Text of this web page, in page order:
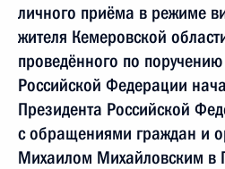
личного приёма в режиме
жителя Кемеровской
проведённого по
Российской Федерации
Президента Российской
с обращениями граждан и
Михаилом Михайловским в